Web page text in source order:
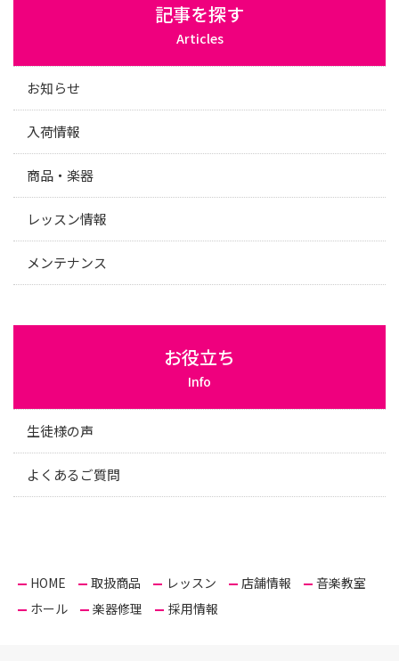
記事を探す
Articles
お知らせ
入荷情報
商品・楽器
レッスン情報
メンテナンス
お役立ち
Info
生徒様の声
よくあるご質問
HOME 取扱商品 レッスン 店舗情報
音楽教室
ホール
楽器修理 採用情報